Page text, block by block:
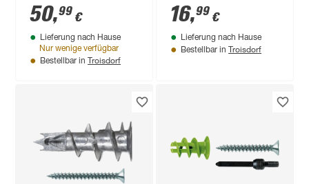
Schraube, 31 mm,
100 Stück
50,99 €
Lieferung nach Hause
Nur wenige verfügbar
Bestellbar in Troisdorf
90 Stück
16,99 €
Lieferung nach Hause
Bestellbar in Troisdorf